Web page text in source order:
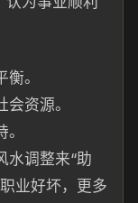
。
资源。
水调整来“助
业好坏，更多